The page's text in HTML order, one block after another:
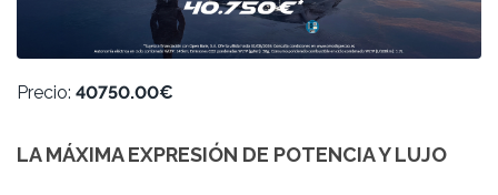
Precio: 40750.00€
LA MÁXIMA EXPRESIÓN DE POTENCIA Y LUJO